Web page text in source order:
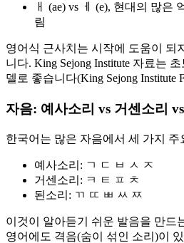
ㅐ (ae) vs ㅔ (e), 현대의 많은
림
영어식 근사치는 시작에 도움이 되
니다. King Sejong Institute 자료는
델로 좋습니다(King Sejong Institute
자음: 예사소리 vs 거센소리
한국어는 많은 자음에서 세 가지
예사소리: ㄱ ㄷ ㅂ ㅅ ㅈ
거센소리: ㅋ ㅌ ㅍ ㅊ
된소리: ㄲ ㄸ ㅃ ㅆ ㅉ
이것이 알아듣기 쉬운 발음을 만드
영어에도 격음(숨이 섞인 소리)이